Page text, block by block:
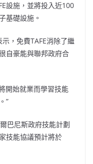
設施，並將投入近100
基礎設施。
，免費TAFE消除了繼
自豪能與聯邦政府合
開始就業而學習技能
”
巴尼斯政府技能計劃
技能協議預計將於